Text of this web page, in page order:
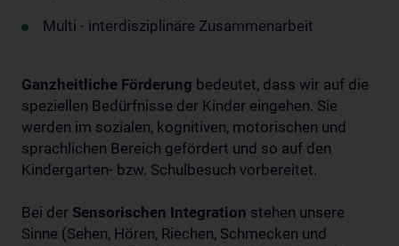
Multi - interdisziplinäre Zusammenarbeit
Ganzheitliche Förderung bedeutet, dass wir auf die
speziellen Bedürfnisse der Kinder eingehen. Sie
werden im sozialen, kognitiven, motorischen und
sprachlichen Bereich gefördert und so auf den
Kindergarten- bzw. Schulbesuch vorbereitet.
Bei der Sensorischen Integration stehen unsere
Sinne (Sehen, Hören, Riechen, Schmecken und